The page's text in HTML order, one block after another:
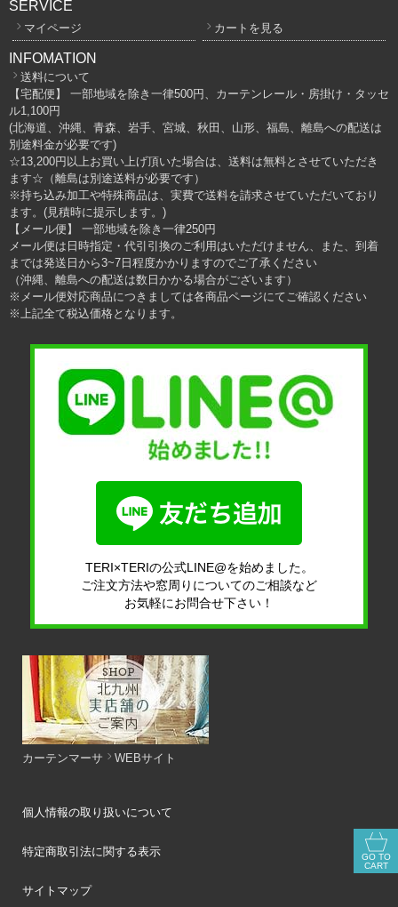
SERVICE
マイページ カートを見る
INFOMATION
送料について
【宅配便】 一部地域を除き一律500円、カーテンレール・房掛け・タッセ
ル1,100円
(北海道、沖縄、青森、岩手、宮城、秋田、山形、福島、離島への配送は
別途料金が必要です)
☆13,200円以上お買い上げ頂いた場合は、送料は無料とさせていただき
ます☆（離島は別途送料が必要です）
※持ち込み加工や特殊商品は、実費で送料を請求させていただいており
ます。(見積時に提示します。)
【メール便】 一部地域を除き一律250円
メール便は日時指定・代引引換のご利用はいただけません、また、到着
までは発送日から3~7日程度かかりますのでご了承ください
（沖縄、離島への配送は数日かかる場合がございます）
※メール便対応商品につきましては各商品ページにてご確認ください
※上記全て税込価格となります。
TERI×TERIの公式LINE@を始めました。
ご注文方法や窓周りについてのご相談など
お気軽にお問合せ下さい！
カーテンマーサ WEBサイト
個人情報の取り扱いについて
特定商取引法に関する表示
サイトマップ
GO TO
CART